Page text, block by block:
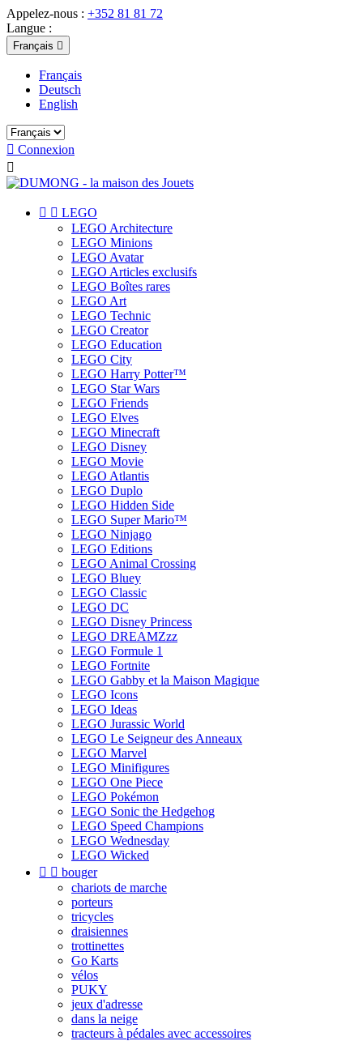
Appelez-nous : +352 81 81 72
Langue :
Français 
Français
Deutsch
English
 Connexion

  LEGO
LEGO Architecture
LEGO Minions
LEGO Avatar
LEGO Articles exclusifs
LEGO Boîtes rares
LEGO Art
LEGO Technic
LEGO Creator
LEGO Education
LEGO City
LEGO Harry Potter™
LEGO Star Wars
LEGO Friends
LEGO Elves
LEGO Minecraft
LEGO Disney
LEGO Movie
LEGO Atlantis
LEGO Duplo
LEGO Hidden Side
LEGO Super Mario™
LEGO Ninjago
LEGO Editions
LEGO Animal Crossing
LEGO Bluey
LEGO Classic
LEGO DC
LEGO Disney Princess
LEGO DREAMZzz
LEGO Formule 1
LEGO Fortnite
LEGO Gabby et la Maison Magique
LEGO Icons
LEGO Ideas
LEGO Jurassic World
LEGO Le Seigneur des Anneaux
LEGO Marvel
LEGO Minifigures
LEGO One Piece
LEGO Pokémon
LEGO Sonic the Hedgehog
LEGO Speed Champions
LEGO Wednesday
LEGO Wicked
  bouger
chariots de marche
porteurs
tricycles
draisiennes
trottinettes
Go Karts
vélos
PUKY
jeux d'adresse
dans la neige
tracteurs à pédales avec accessoires